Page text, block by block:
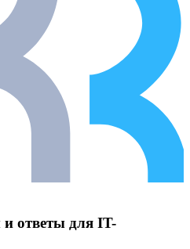
ответы для IT-